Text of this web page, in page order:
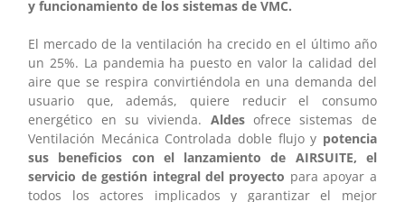
y funcionamiento de los sistemas de VMC.
El mercado de la ventilación ha crecido en el último año
un 25%. La pandemia ha puesto en valor la calidad del
aire que se respira convirtiéndola en una demanda del
usuario que, además, quiere reducir el consumo
energético en su vivienda. Aldesofrece sistemas de
Ventilación Mecánica Controlada doble flujo y potencia
sus beneficios con el lanzamiento de AIRSUITE, el
servicio de gestión integral del proyecto para apoyar a
todos los actores implicados y garantizar el mejor